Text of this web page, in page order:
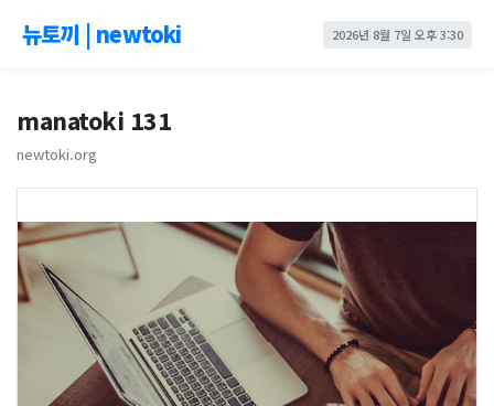
뉴토끼 | newtoki 2026년 8월 7일 오후 3:30
manatoki 131
newtoki.org